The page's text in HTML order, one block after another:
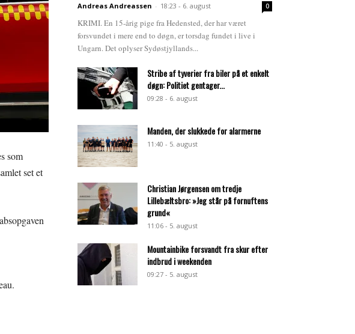
som
set et
Andreas Andreassen - 18:23 - 6. august 0
KRIMI. En 15-årig pige fra Hedensted, der har været
forsvundet i mere end to døgn, er torsdag fundet i live i
Ungarn. Det oplyser Sydøstjyllands...
Stribe af tyverier fra biler på et enkelt
døgn: Politiet gentager...
09:28 - 6. august
Manden, der slukkede for alarmerne
11:40 - 5. august
Christian Jørgensen om tredje
Lillebæltsbro: »Jeg står på fornuftens
grund«
11:06 - 5. august
Mountainbike forsvandt fra skur efter
indbrud i weekenden
09:27 - 5. august